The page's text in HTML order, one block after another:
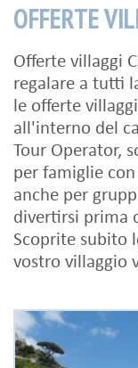
OFFERTE
Offerte villaggi
regalare a tutti
le offerte
all'interno del
Tour Operator,
per famiglie
anche per
divertirsi prima
Scoprite subito
vostro villaggio
Previous